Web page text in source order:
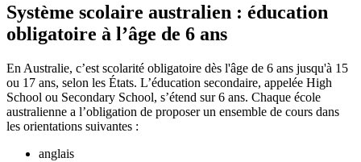
Système scolaire australien : éducation
obligatoire à l’âge de 6 ans
En Australie, c’est scolarité obligatoire dès l'âge de 6 ans jusqu'à 15
ou 17 ans, selon les États. L’éducation secondaire, appelée High
School ou Secondary School, s’étend sur 6 ans. Chaque école
australienne a l’obligation de proposer un ensemble de cours dans
les orientations suivantes :
anglais